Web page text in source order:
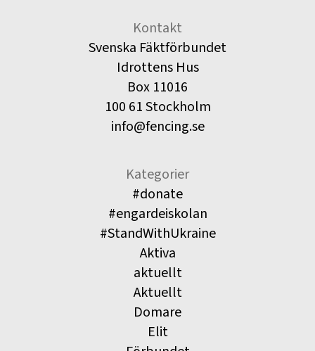
Kontakt
Svenska Fäktförbundet
Idrottens Hus
Box 11016
100 61 Stockholm
info@fencing.se
Kategorier
#donate
#engardeiskolan
#StandWithUkraine
Aktiva
aktuellt
Aktuellt
Domare
Elit